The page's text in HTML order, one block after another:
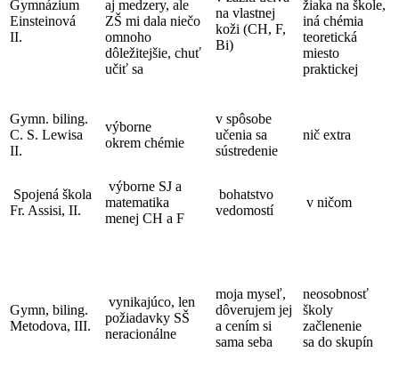
Gymnázium
Einsteinová
II.
aj medzery, ale
ZŠ mi dala niečo
omnoho
dôležitejšie, chuť
učiť sa
na vlastnej
koži (CH, F,
Bi)
žiaka na škole,
iná chémia
teoretická
miesto
praktickej
Gymn. biling.
C. S. Lewisa
II.
výborne
okrem chémie
v spôsobe
učenia sa
sústredenie
nič extra
Spojená škola
Fr. Assisi, II.
výborne SJ a
matematika
menej CH a F
bohatstvo
vedomostí
v ničom
Gymn, biling.
Metodova, III.
vynikajúco, len
požiadavky SŠ
neracionálne
moja myseľ,
dôverujem jej
a cením si
sama seba
neosobnosť
školy
začlenenie
sa do skupín